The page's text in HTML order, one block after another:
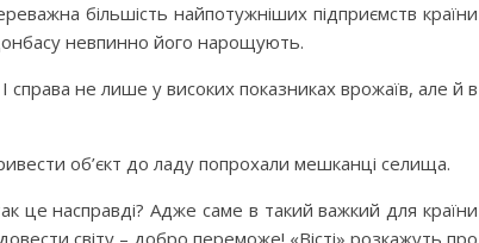
більшість найпотужніших підприємств країни
невпинно його нарощують.
справа не лише у високих показниках врожаїв, але й в
об’єкт до ладу попрохали мешканці селища.
це насправді? Адже саме в такий важкий для країни
світу – добро переможе! «Вісті» розкажуть про